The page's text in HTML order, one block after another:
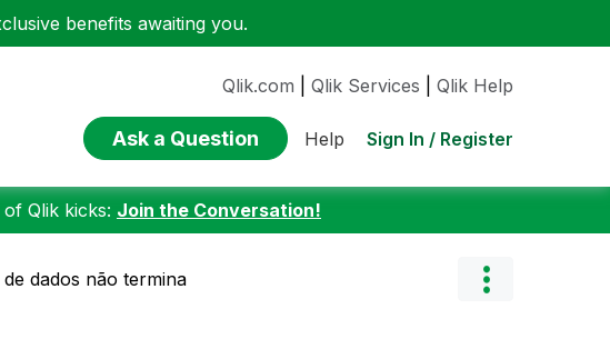
benefits awaiting you.
Qlik.com Qlik Services Qlik Help
Ask a Question Help Sign In / Register
Qlik kicks: Join the Conversation!
dados não termina